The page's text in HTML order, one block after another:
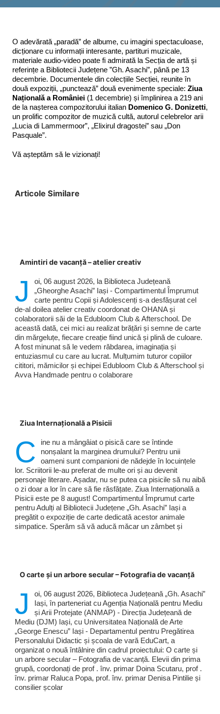
O adevărată „paradă” de albume, cu imagini spectaculoase,
dicționare cu informații interesante, partituri muzicale,
materiale audio-video poate fi admirată la Secția de artă și
referințe a Bibliotecii Județene ”Gh. Asachi”, până pe 13
decembrie. Documentele din colecțiile Secției, reunite în
două expoziții, „punctează” două evenimente speciale: Ziua
Națională a României (1 decembrie) și împlinirea a 219 ani
de la nașterea compozitorului italian Domenico G. Donizetti,
un prolific compozitor de muzică cultă, autorul celebrelor arii
„Lucia di Lammermoor”, „Elixirul dragostei” sau „Don
Pasquale”.
Vă așteptăm să le vizionați!
Articole Similare
Amintiri de vacanță – atelier creativ
J
oi, 06 august 2026, la Biblioteca Județeană
„Gheorghe Asachi” Iași - Compartimentul Împrumut
carte pentru Copii și Adolescenți s-a desfășurat cel
de-al doilea atelier creativ coordonat de OHANA și
colaboratorii săi de la Edubloom Club & Afterschool. De
această dată, cei mici au realizat brățări și semne de carte
din mărgeluțe, fiecare creație fiind unică și plină de culoare.
A fost minunat să le vedem răbdarea, imaginația și
entuziasmul cu care au lucrat. Mulțumim tuturor copiilor
cititori, mămicilor și echipei Edubloom Club & Afterschool și
Avva Handmade pentru o colaborare
Ziua Internațională a Pisicii
C
ine nu a mângâiat o pisică care se întinde
nonșalant la marginea drumului? Pentru unii
oameni sunt companioni de nădejde în locuințele
lor. Scriitorii le-au preferat de multe ori și au devenit
personaje literare. Așadar, nu se putea ca pisicile să nu aibă
o zi doar a lor în care să fie răsfățate. Ziua Internațională a
Pisicii este pe 8 august! Compartimentul Împrumut carte
pentru Adulți al Bibliotecii Județene „Gh. Asachi” Iași a
pregătit o expoziție de carte dedicată acestor animale
simpatice. Sperăm să vă aducă măcar un zâmbet și
O carte și un arbore secular – Fotografia de vacanță
J
oi, 06 august 2026, Biblioteca Județeană „Gh. Asachi”
Iași, în parteneriat cu Agenția Națională pentru Mediu
și Arii Protejate (ANMAP) - Direcția Județeană de
Mediu (DJM) Iași, cu Universitatea Națională de Arte
„George Enescu” Iași - Departamentul pentru Pregătirea
Personalului Didactic și școala de vară EduCart, a
organizat o nouă întâlnire din cadrul proiectului: O carte și
un arbore secular – Fotografia de vacanță. Elevii din prima
grupă, coordonați de prof . înv. primar Doina Scutaru, prof .
înv. primar Raluca Popa, prof. înv. primar Denisa Pintilie și
consilier școlar